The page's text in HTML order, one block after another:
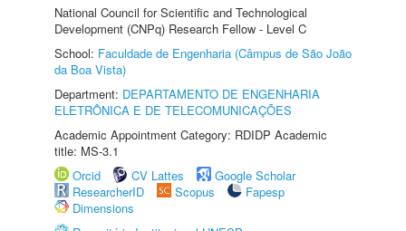
National Council for Scientific and Technological
Development (CNPq) Research Fellow - Level C
School: Faculdade de Engenharia (Câmpus de São João
da Boa Vista)
Department: DEPARTAMENTO DE ENGENHARIA
ELETRÔNICA E DE TELECOMUNICAÇÕES
Academic Appointment Category: RDIDP Academic
title: MS-3.1
Orcid
CV Lattes
Google Scholar
ResearcherID
Scopus
Fapesp
Dimensions